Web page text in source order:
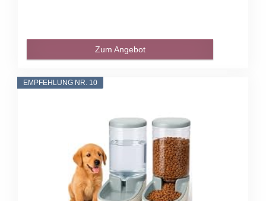
Zum Angebot
EMPFEHLUNG NR. 10